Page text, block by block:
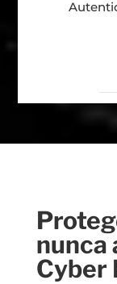
nunca
Cyber